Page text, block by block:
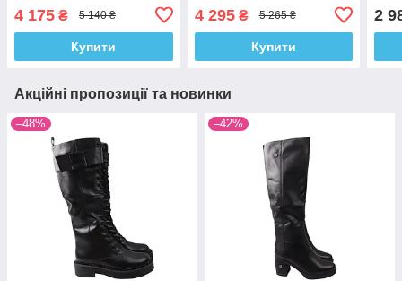
4 175 ₴ 5 140 ₴
Купити
4 295₴ 5 265 ₴
Купити
2
Акційні пропозиції та новинки
–48% –42%